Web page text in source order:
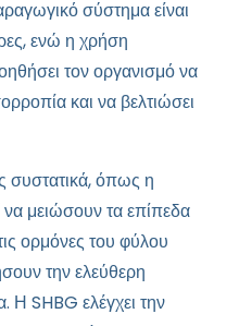
σύστημα είναι
ενώ η χρήση
τον οργανισμό να
και να βελτιώσει
συστατικά, όπως η
να μειώσουν τα επίπεδα
ορμόνες του φύλου
την ελεύθερη
Η SHBG ελέγχει την